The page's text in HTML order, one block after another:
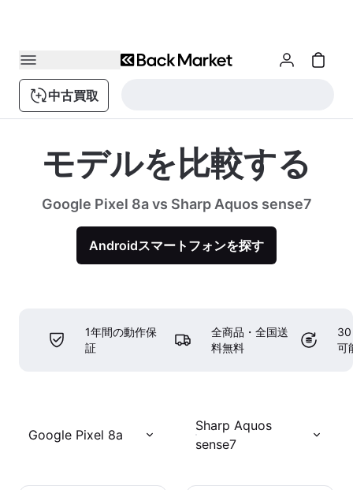
中古買取
モデルを比較する
Google Pixel 8a vs Sharp Aquos sense7
Androidスマートフォンを探す
1年間の動作保
証
全商品・全国送
料無料
30
可
Google Pixel 8a
Sharp Aquos
sense7